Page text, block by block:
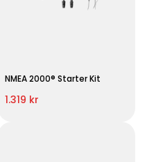
NMEA 2000® Starter Kit
1.319 kr